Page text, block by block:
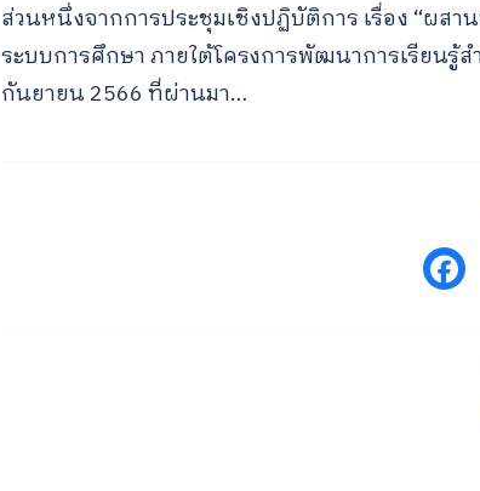
ส่วนหนึ่งจากการประชุมเชิงปฏิบัติการ เรื่อง “ผส
ระบบการศึกษา ภายใต้โครงการพัฒนาการเรียนรู้
กันยายน 2566 ที่ผ่านมา…